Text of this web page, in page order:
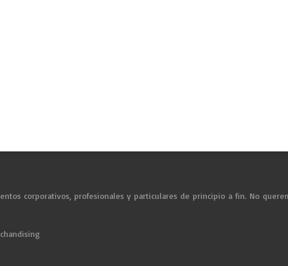
corporativos, profesionales y particulares de principio a fin. No